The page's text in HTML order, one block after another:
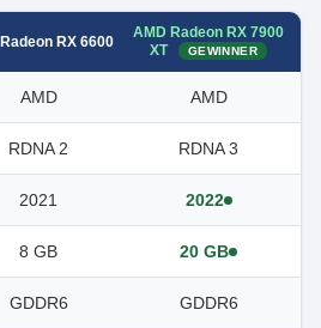
RX 6600
AMD Radeon RX 7900
XT
GEWINNER
AMD AMD
RDNA 2 RDNA 3
2021 2022
8 GB 20 GB
GDDR6 GDDR6